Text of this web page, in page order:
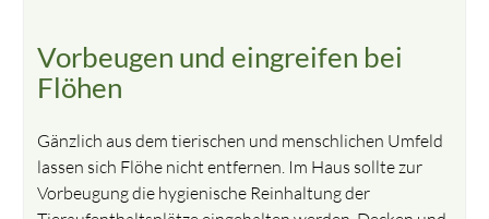
Vorbeugen und eingreifen bei
Flöhen
Gänzlich aus dem tierischen und menschlichen Umfeld
lassen sich Flöhe nicht entfernen. Im Haus sollte zur
Vorbeugung die hygienische Reinhaltung der